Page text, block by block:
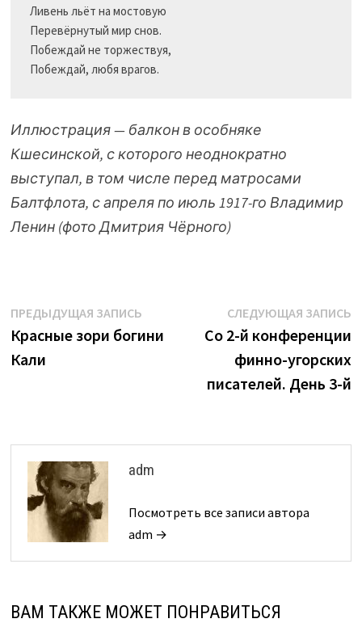
Ливень льёт на мостовую
Перевёрнутый мир снов.
Побеждай не торжествуя,
Иллюстрация — балкон в особняке
Кшесинской, с которого неоднократно
выступал, в том числе перед матросами
Балтфлота, с апреля по июль 1917-го Владимир
Ленин (фото Дмитрия Чёрного)
Навигация
по
ПРЕДЫДУЩАЯ ЗАПИСЬПредыдущая
запись:
Красные зори богини
Кали
СЛЕДУЮЩАЯ ЗАПИСЬ
Со 2-й конференции
финно-угорских
писателей. День 3-й
adm
Посмотреть все записи автора
adm →
ВАМ ТАКЖЕ МОЖЕТ ПОНРАВИТЬСЯ